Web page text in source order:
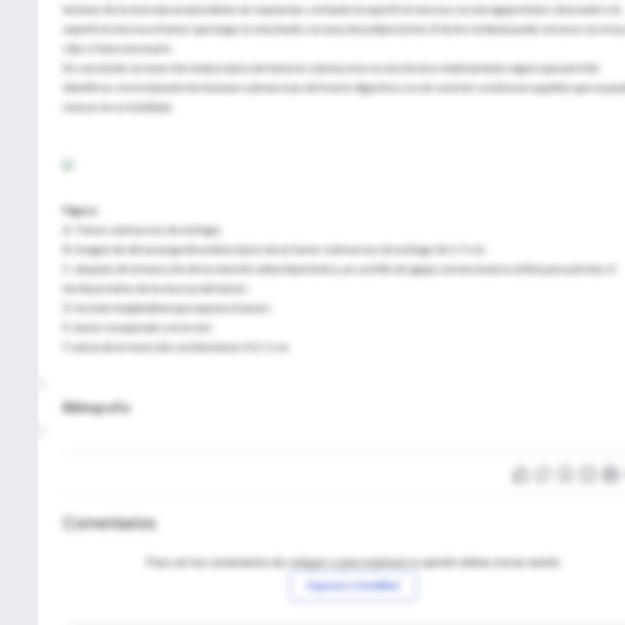
lesiones de la muscular propia deben ser expuestas, cortando la superficie mucosa con una aguja bisturí, abocando a la
superficie mucosa el tumor que luego es enucleado con ansa de polipectomía. El lecho residual puede cerrarse con el
clips si fuera necesario.
En conclusión, la resección endoscópica de tumores submucosos es una técnica relativamente segura que permite
identificar correctamente las lesiones submucosas del tracto digestivo y es de carácter curativa en aquellas que se
resecar en su totalidad.
Figura:
A: Tumor submucoso de esófago;
B: imagen de ultrasonografía endoscópica de un tumor submucoso de esófago de 2, 5 cm;
C: después de la inyección de la solución salina hipertónica, un cuchillo de aguja convencional se utiliza para pinchar el
borde próximo de la mucosa del tumor;
D: incisión longitudinal que expone al tumor;
E: tumor recuperado con la red;
F: pieza de la resección, un leiomioma 3×2, 5 cm.
Bibliografía
Comentarios
Para ver los comentarios de colegas o para expresar tu opinión debes iniciar sesión
Ingresar a IntraMed